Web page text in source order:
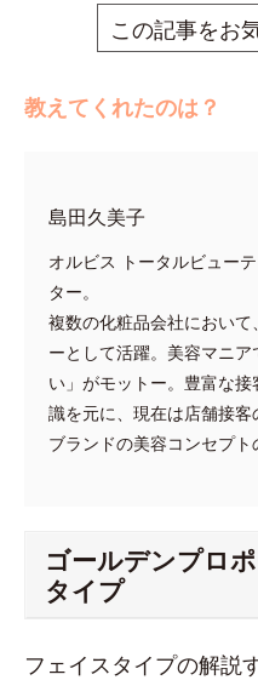
この記事をお
教えてくれたのは？
島田久美子
オルビス トータルビュー
ター。
複数の化粧品会社において
ーとして活躍。美容マニ
い」がモットー。豊富な
識を元に、現在は店舗接
ブランドの美容コンセプト
ゴールデンプロ
タイプ
フェイスタイプの解説